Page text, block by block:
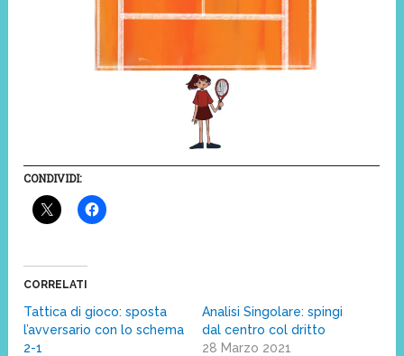
CONDIVIDI:
CORRELATI
Tattica di gioco: sposta
l’avversario con lo schema
2-1
Analisi Singolare: spingi
dal centro col dritto
28 Marzo 2021